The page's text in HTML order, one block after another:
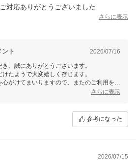
対応ありがとうございました
さらに表示
ト 2026/07/16
、誠にありがとうございます。
たようで大変嬉しく存じます。
がけてまいりますので、またのご利用をお
さらに表示
参考になった
2026/07/15